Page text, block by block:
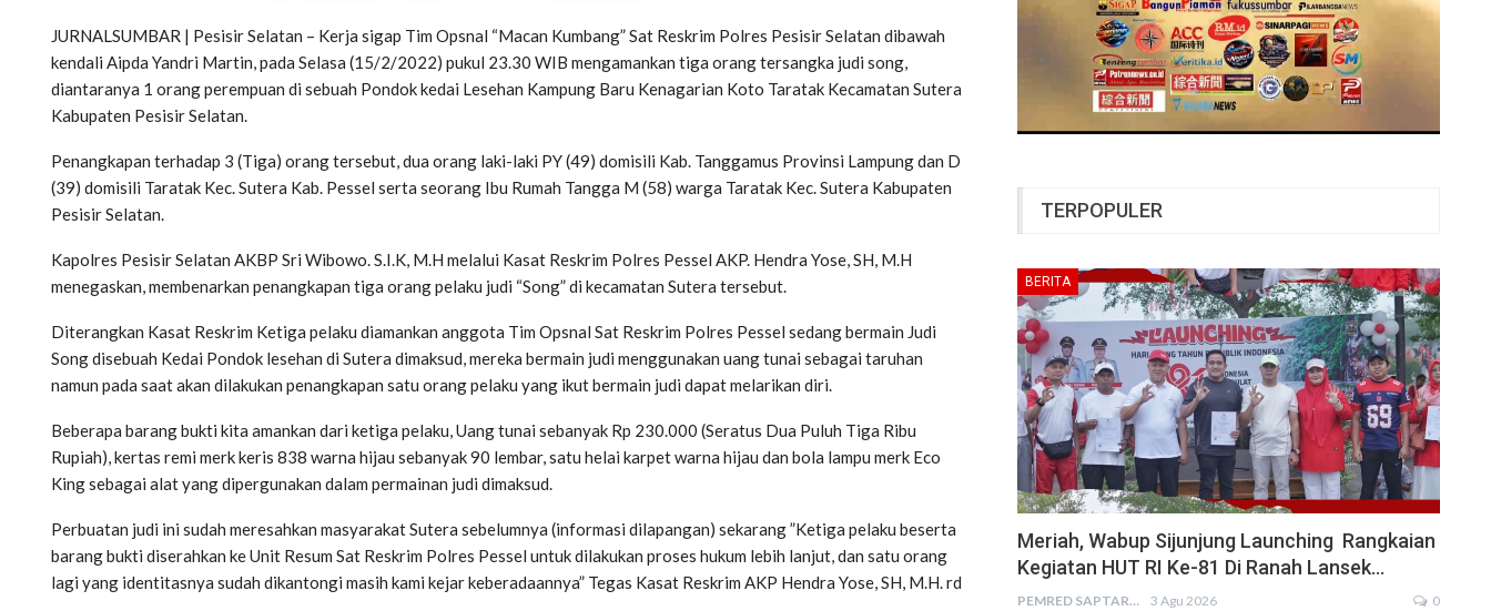
JURNALSUMBAR | Pesisir Selatan – Kerja sigap Tim Opsnal “Macan Kumbang” Sat Reskrim Polres Pesisir Selatan dibawah
kendali Aipda Yandri Martin, pada Selasa (15/2/2022) pukul 23.30 WIB mengamankan tiga orang tersangka judi song,
diantaranya 1 orang perempuan di sebuah Pondok kedai Lesehan Kampung Baru Kenagarian Koto Taratak Kecamatan Sutera
Kabupaten Pesisir Selatan.
Penangkapan terhadap 3 (Tiga) orang tersebut, dua orang laki-laki PY (49) domisili Kab. Tanggamus Provinsi Lampung dan D
(39) domisili Taratak Kec. Sutera Kab. Pessel serta seorang Ibu Rumah Tangga M (58) warga Taratak Kec. Sutera Kabupaten
Pesisir Selatan.
Kapolres Pesisir Selatan AKBP Sri Wibowo. S.I.K, M.H melalui Kasat Reskrim Polres Pessel AKP. Hendra Yose, SH, M.H
menegaskan, membenarkan penangkapan tiga orang pelaku judi “Song” di kecamatan Sutera tersebut.
Diterangkan Kasat Reskrim Ketiga pelaku diamankan anggota Tim Opsnal Sat Reskrim Polres Pessel sedang bermain Judi
Song disebuah Kedai Pondok lesehan di Sutera dimaksud, mereka bermain judi menggunakan uang tunai sebagai taruhan
namun pada saat akan dilakukan penangkapan satu orang pelaku yang ikut bermain judi dapat melarikan diri.
Beberapa barang bukti kita amankan dari ketiga pelaku, Uang tunai sebanyak Rp 230.000 (Seratus Dua Puluh Tiga Ribu
Rupiah), kertas remi merk keris 838 warna hijau sebanyak 90 lembar, satu helai karpet warna hijau dan bola lampu merk Eco
King sebagai alat yang dipergunakan dalam permainan judi dimaksud.
Perbuatan judi ini sudah meresahkan masyarakat Sutera sebelumnya (informasi dilapangan) sekarang ”Ketiga pelaku beserta
barang bukti diserahkan ke Unit Resum Sat Reskrim Polres Pessel untuk dilakukan proses hukum lebih lanjut, dan satu orang
lagi yang identitasnya sudah dikantongi masih kami kejar keberadaannya” Tegas Kasat Reskrim AKP Hendra Yose, SH, M.H. rd
TERPOPULER
BERITA
Meriah, Wabup Sijunjung Launching Rangkaian
Kegiatan HUT RI Ke-81 Di Ranah Lansek…
PEMRED SAPTARIUS 3 Agu 2026 0